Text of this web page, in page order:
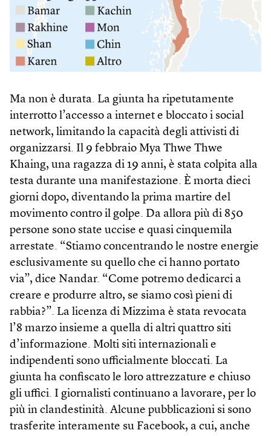
Ma non è durata. La giunta ha ripetutamente
interrotto l’accesso a internet e bloccato i social
network, limitando la capacità degli attivisti di
organizzarsi. Il 9 febbraio Mya Thwe Thwe
Khaing, una ragazza di 19 anni, è stata colpita alla
testa durante una manifestazione. È morta dieci
giorni dopo, diventando la prima martire del
movimento contro il golpe. Da allora più di 850
persone sono state uccise e quasi cinquemila
arrestate. “Stiamo concentrando le nostre energie
esclusivamente su quello che ci hanno portato
via”, dice Nandar. “Come potremo dedicarci a
creare e produrre altro, se siamo così pieni di
rabbia?”. La licenza di Mizzima è stata revocata
l’8 marzo insieme a quella di altri quattro siti
d’informazione. Molti siti internazionali e
indipendenti sono ufficialmente bloccati. La
giunta ha confiscato le loro attrezzature e chiuso
gli uffici. I giornalisti continuano a lavorare, per lo
più in clandestinità. Alcune pubblicazioni si sono
trasferite interamente su Facebook, a cui, anche